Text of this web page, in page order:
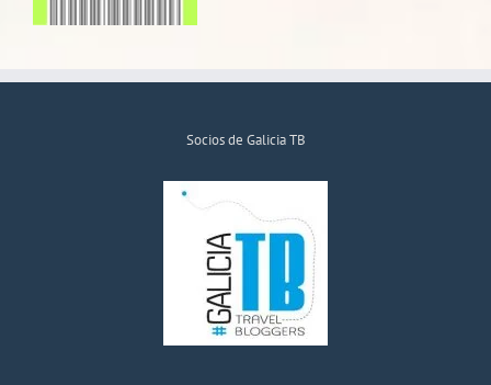
Socios de Galicia TB